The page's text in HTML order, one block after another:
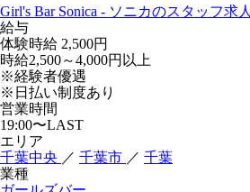
Girl's Bar Sonica - ソニカのスタッフ求人
給与
体験時給 2,500円
時給2,500～4,000円以上
※経験者優遇
※日払い制度あり
営業時間
19:00〜LAST
エリア
千葉中央 ／ 千葉市 ／ 千葉
業種